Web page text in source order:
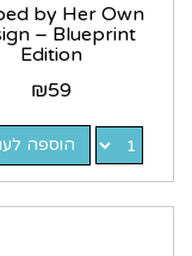
by Her Own
– Blueprint
Edition
₪59
הוספה